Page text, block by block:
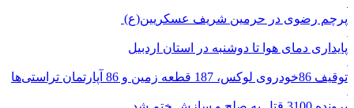
پرچم رضوی در حرمین شریف عسکریین(ع)
پایداری دمای هوا تا دوشنبه در استان اردبیل
توقیف 86خودروی لوکس، 187 قطعه زمین و 86 آپارتمان تراستی‌ها